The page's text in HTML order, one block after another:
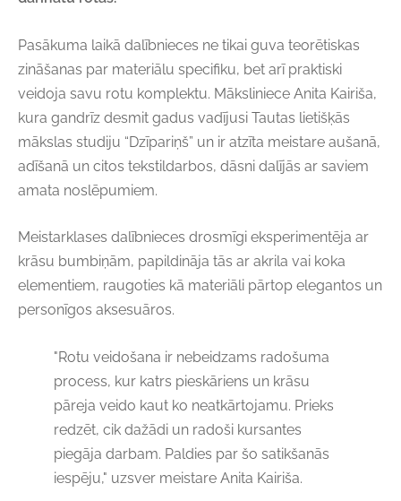
Pasākuma laikā dalībnieces ne tikai guva teorētiskas
zināšanas par materiālu specifiku, bet arī praktiski
veidoja savu rotu komplektu. Māksliniece Anita Kairiša,
kura gandrīz desmit gadus vadījusi Tautas lietišķās
mākslas studiju “Dzīpariņš” un ir atzīta meistare aušanā,
adīšanā un citos tekstildarbos, dāsni dalījās ar saviem
amata noslēpumiem.
Meistarklases dalībnieces drosmīgi eksperimentēja ar
krāsu bumbiņām, papildināja tās ar akrila vai koka
elementiem, raugoties kā materiāli pārtop elegantos un
personīgos aksesuāros.
"Rotu veidošana ir nebeidzams radošuma
process, kur katrs pieskāriens un krāsu
pāreja veido kaut ko neatkārtojamu. Prieks
redzēt, cik dažādi un radoši kursantes
piegāja darbam. Paldies par šo satikšanās
iespēju," uzsver meistare Anita Kairiša.